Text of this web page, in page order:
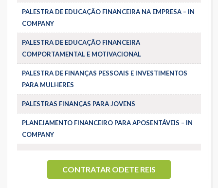
PALESTRA DE EDUCAÇÃO FINANCEIRA NA EMPRESA – IN
COMPANY
PALESTRA DE EDUCAÇÃO FINANCEIRA
COMPORTAMENTAL E MOTIVACIONAL
PALESTRA DE FINANÇAS PESSOAIS E INVESTIMENTOS
PARA MULHERES
PALESTRAS FINANÇAS PARA JOVENS
PLANEJAMENTO FINANCEIRO PARA APOSENTÁVEIS – IN
COMPANY
CONTRATAR ODETE REIS